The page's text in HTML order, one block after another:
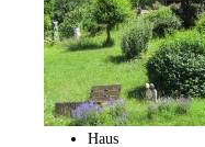
Haus